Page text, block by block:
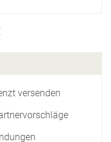
versenden